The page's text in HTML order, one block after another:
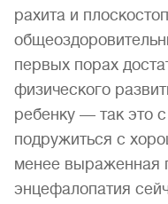
рахита и
первых порах
физического
ребенку — так это
подружиться с
менее выраженная
энцефалопатия